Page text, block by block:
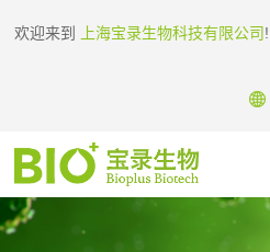
欢迎来到 上海宝录生物科技有限公司!